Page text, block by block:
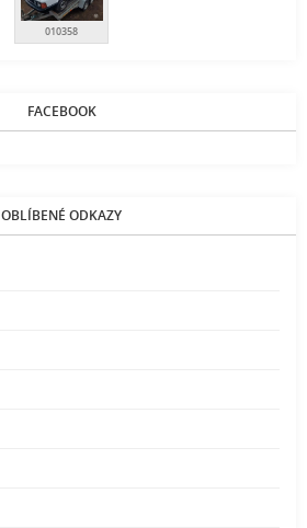
010358
FACEBOOK
OBLÍBENÉ ODKAZY